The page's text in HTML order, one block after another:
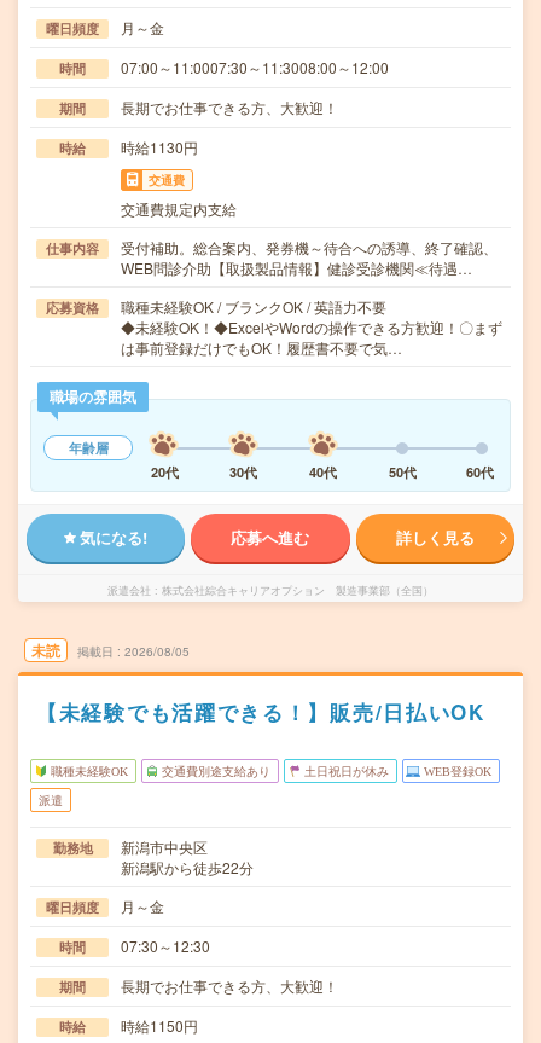
曜日頻度 月～金
時間 07:00～11:0007:30～11:3008:00～12:00
期間 長期でお仕事できる方、大歓迎！
時給 時給1130円
交通費
交通費規定内支給
仕事内容
受付補助。総合案内、発券機～待合への誘導、終了確認、
WEB問診介助【取扱製品情報】健診受診機関≪待遇…
応募資格
職種未経験OK / ブランクOK / 英語力不要
◆未経験OK！◆ExcelやWordの操作できる方歓迎！〇まず
は事前登録だけでもOK！履歴書不要で気…
職場の雰囲気
年齢層
20代
30代 40代 50代 60代
気になる! 応募へ進む 詳しく見る
派遣会社 株式会社綜合キャリアオプション 製造事業部（全国）
未読 掲載日 2026/08/05
【未経験でも活躍できる！】販売/日払いOK
職種未経験OK 交通費別途支給あり 土日祝日が休み WEB登録OK
派遣
勤務地
新潟市中央区
新潟駅から徒歩22分
曜日頻度 月～金
時間 07:30～12:30
期間 長期でお仕事できる方、大歓迎！
時給 時給1150円